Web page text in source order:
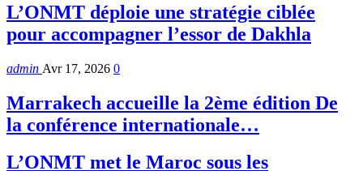
L’ONMT déploie une stratégie ciblée
pour accompagner l’essor de Dakhla
admin Avr 17, 2026 0
Marrakech accueille la 2ème édition De
la conférence internationale…
L’ONMT met le Maroc sous les